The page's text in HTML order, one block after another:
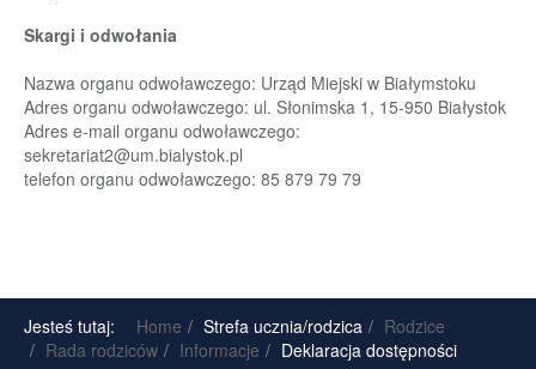
Skargi i odwołania
Nazwa organu odwoławczego: Urząd Miejski w Białymstoku
Adres organu odwoławczego: ul. Słonimska 1, 15-950 Białystok
Adres e-mail organu odwoławczego:
sekretariat2@um.bialystok.pl
telefon organu odwoławczego: 85 879 79 79
Jesteś tutaj: Home Strefa ucznia/rodzica
Rodzice
Rada rodziców
Informacje Deklaracja dostępności